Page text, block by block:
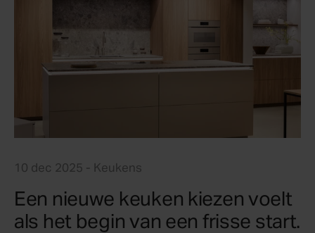
10 dec 2025 - Keukens
Een nieuwe keuken kiezen voelt
als het begin van een frisse start.